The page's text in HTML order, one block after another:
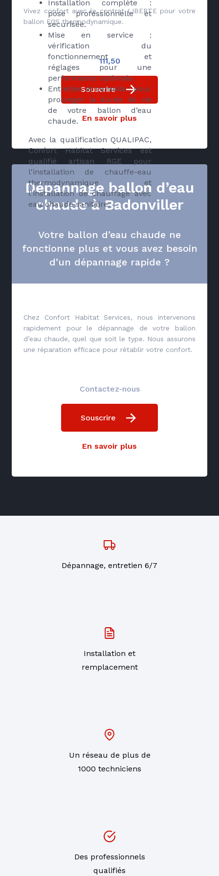
Installation complète :
pose professionnelle et
sécurisée.
Mise en service :
vérification du
fonctionnement et
réglages pour une
performance optimale.
Entretien et conseils : pour
prolonger la durée de vie
de votre ballon d’eau
chaude.
Avec la qualification QUALIPAC,
Confort Habitat Services est
qualifié artisan RGE pour
l'installation de chauffe-eau
thermodynamique et
l'installation de chauffage avec
eau chaude sanitaire.
Vivez confort avec le contrat LIBERTE pour votre
ballon ECS thermodynamique.
111,50
Souscrire
En savoir plus
Dépannage ballon d’eau
chaude à Badonviller
Votre ballon d’eau chaude ne
fonctionne plus et vous avez besoin
d’un dépannage rapide ?
Chez Confort Habitat Services, nous intervenons
rapidement pour le dépannage de votre ballon
d’eau chaude, quel que soit le type. Nous assurons
une réparation efficace pour rétablir votre confort.
Contactez-nous
Souscrire
En savoir plus
Dépannage, entretien 6/7
Installation et
remplacement
Un réseau de plus de
1000 techniciens
Des professionnels
qualifiés